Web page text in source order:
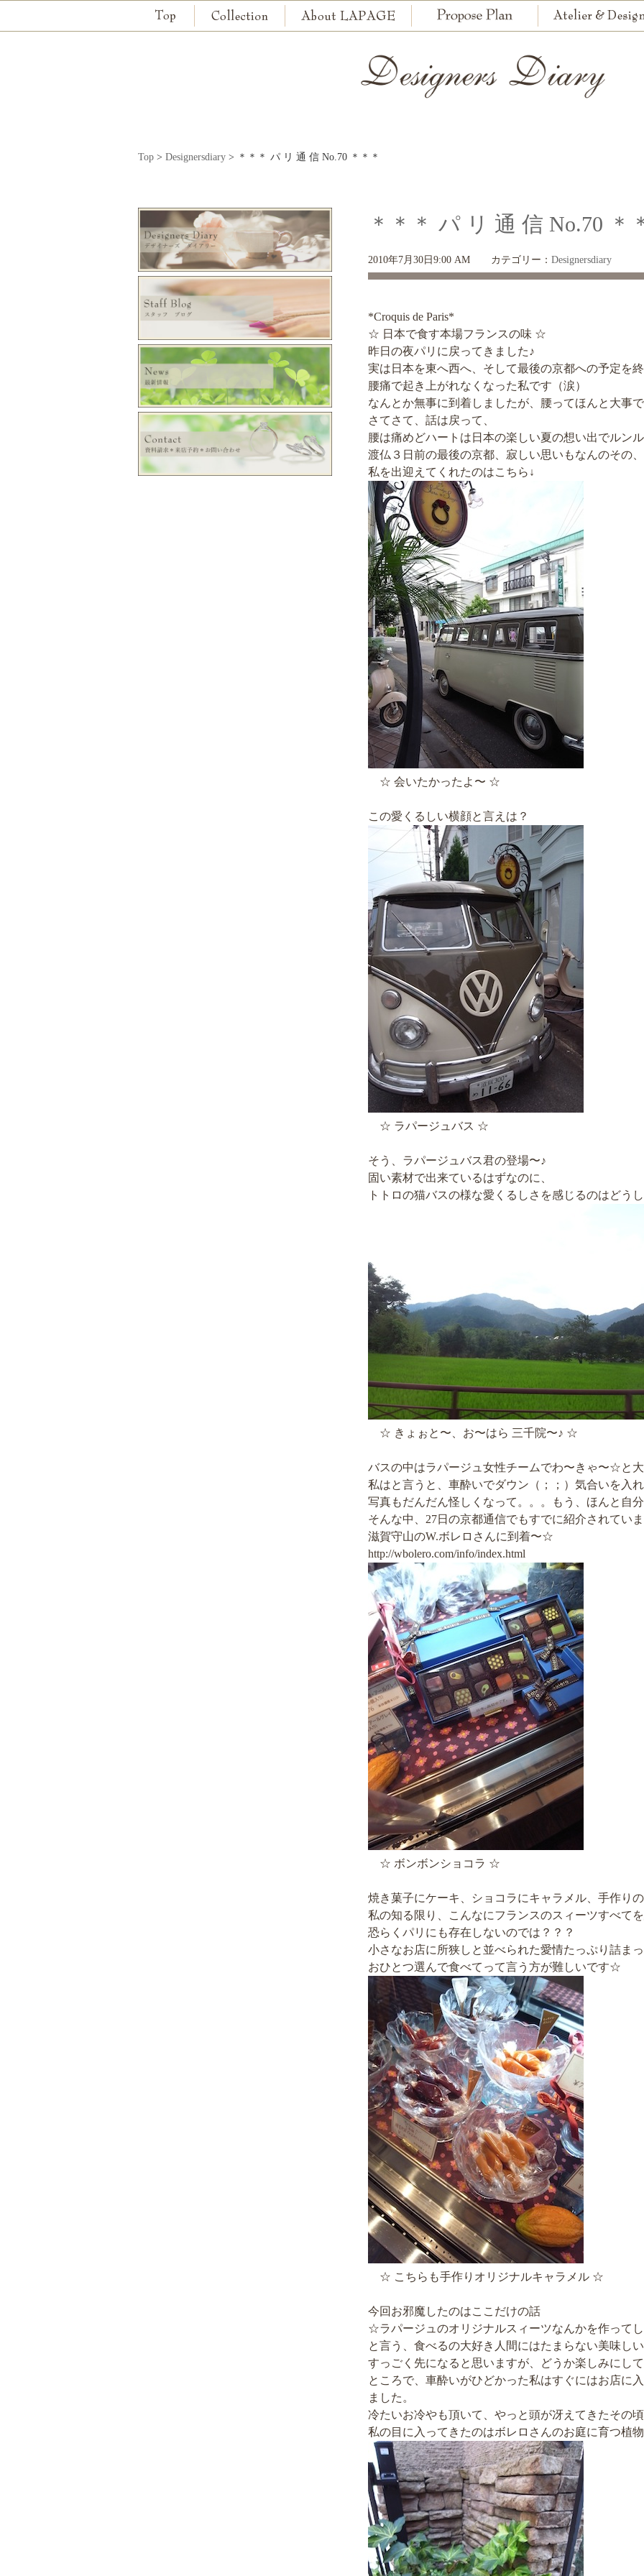
Top > Designersdiary > ＊＊＊ パ リ 通 信 No.70 ＊＊＊
＊＊＊ パ リ 通 信 No.70 ＊
2010年7月30日9:00 AM カテゴリー： Designersdiary
*Croquis de Paris*
☆ 日本で食す本場フランスの味 ☆
昨日の夜パリに戻ってきました♪
実は日本を東へ西へ、そして最後の京都への予定を
腰痛で起き上がれなくなった私です（涙）
なんとか無事に到着しましたが、腰ってほんと大事
さてさて、話は戻って、
腰は痛めどハートは日本の楽しい夏の想い出でルン
渡仏３日前の最後の京都、寂しい思いもなんのその、
私を出迎えてくれたのはこちら↓
☆ 会いたかったよ〜 ☆
この愛くるしい横顔と言えは？
☆ ラパージュバス ☆
そう、ラパージュバス君の登場〜♪
固い素材で出来ているはずなのに、
トトロの猫バスの様な愛くるしさを感じるのはどうし
☆ きょぉと〜、お〜はら 三千院〜♪ ☆
バスの中はラパージュ女性チームでわ〜きゃ〜☆と大
私はと言うと、車酔いでダウン（；；）気合いを入れ
写真もだんだん怪しくなって。。。もう、ほんと自
そんな中、27日の京都通信でもすでに紹介されていま
滋賀守山のW.ボレロさんに到着〜☆
http://wbolero.com/info/index.html
☆ ボンボンショコラ ☆
焼き菓子にケーキ、ショコラにキャラメル、手作りの
私の知る限り、こんなにフランスのスィーツすべて
恐らくパリにも存在しないのでは？？？
小さなお店に所狭しと並べられた愛情たっぷり詰ま
おひとつ選んで食べてって言う方が難しいです☆
☆ こちらも手作りオリジナルキャラメル ☆
今回お邪魔したのはここだけの話
☆ラパージュのオリジナルスィーツなんかを作って
と言う、食べるの大好き人間にはたまらない美味しい
すっごく先になると思いますが、どうか楽しみにし
ところで、車酔いがひどかった私はすぐにはお店に
ました。
冷たいお冷やも頂いて、やっと頭が冴えてきたその頃
私の目に入ってきたのはボレロさんのお庭に育つ植物